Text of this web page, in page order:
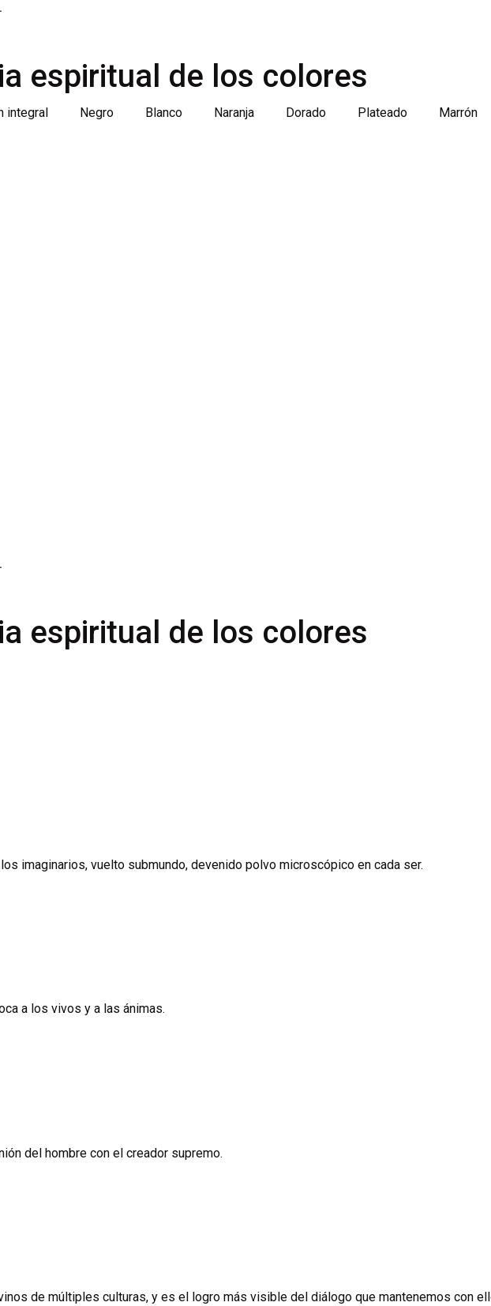
integral Negro Blanco Naranja Dorado Plateado Marrón
espiritual de los colores
espiritual de los colores
– auch noch nach Absetzen. Bei Flomax Tabletten senkt die Einnahme direkt nach
zur Nüchterneinnahme reduzieren. Vor elektiven Augenoperationen sollte die
imaginarios, vuelto submundo, devenido polvo microscópico en cada ser.
a los vivos y a las ánimas.
del hombre con el creador supremo.
de múltiples culturas, y es el logro más visible del diálogo que mantenemos con